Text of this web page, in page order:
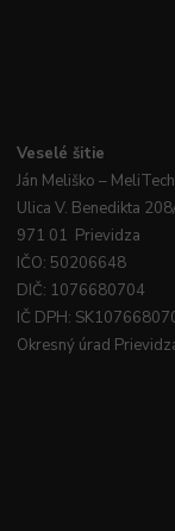
Veselé šitie
Ján Meliško – MeliTech
Ulica V. Benedikta
971 01 Prievidza
IČO: 50206648
DIČ: 1076680704
IČ DPH:
Okresný úrad